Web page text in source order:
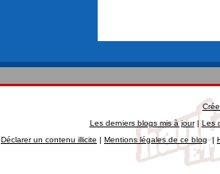
Les derniers blogs mis à jour|Les
Déclarer un contenu illicite | Mentions légales de ce blog|